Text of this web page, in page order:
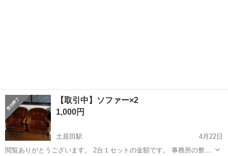
【取引中】ソファー×2
1,000円
土居田駅
4月22日
閲覧ありがとうございます。 2台１セットの金額です。 事務所の整理